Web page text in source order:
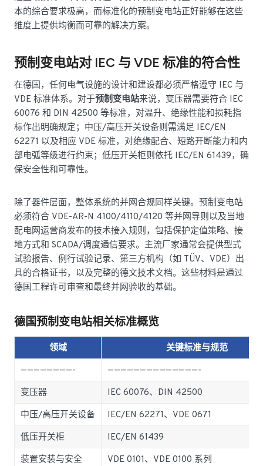
本的综合要求极高，而标准化的预制变电站正好能够在这些
维度上提供均衡而可靠的解决方案。
预制变电站对 IEC 与 VDE 标准的符合性
在德国，任何电气设施的设计和建设都必须严格遵守 IEC 与
VDE 标准体系。对于预制变电站来说，变压器需要符合 IEC
60076 和 DIN 42500 等标准，对温升、绝缘性能和损耗指
标作出明确规定；中压/高压开关设备则需满足 IEC/EN
62271 以及相应 VDE 标准，对绝缘配合、短路开断能力和内
部电弧等级进行约束；低压开关柜则依托 IEC/EN 61439，确
保安全性和可靠性。
除了器件层面，整体系统的并网合规同样关键。预制变电站
必须符合 VDE-AR-N 4100/4110/4120 等并网导则以及当地
配电网运营商发布的技术接入规则，包括保护定值策略、接
地方式和 SCADA/调度通信要求。主流厂家通常会提供型式
试验报告、例行试验记录、第三方机构（如 TÜV、VDE）出
具的合格证书，以及完整的德文技术文档。这些材料是通过
德国工程许可审查和最终并网验收的基础。
德国预制变电站相关标准概览
领域
关键标准与规范
————————-
——————————————-
变压器
IEC 60076、DIN 42500
中压/高压开关设备
IEC/EN 62271、VDE 0671
低压开关柜
IEC/EN 61439
装置安装与安全
VDE 0101、VDE 0100 系列